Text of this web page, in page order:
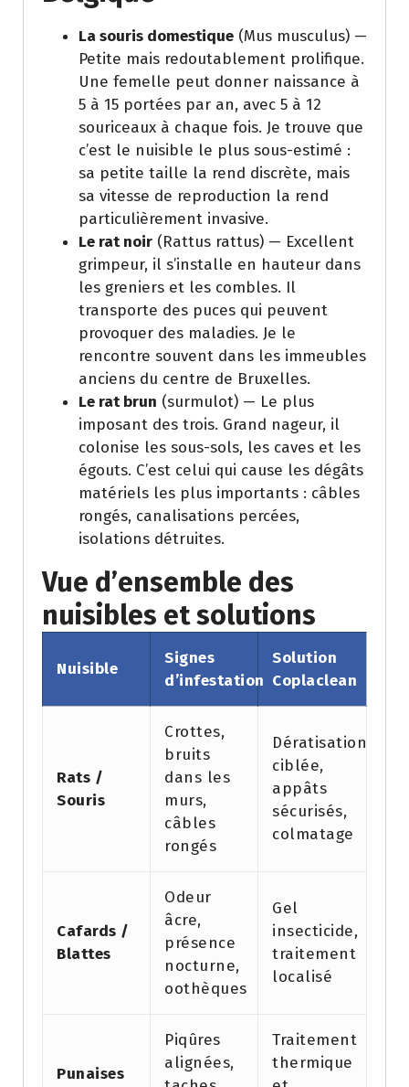
La souris domestique (Mus musculus) —
Petite mais redoutablement prolifique.
Une femelle peut donner naissance à
5 à 15 portées par an, avec 5 à 12
souriceaux à chaque fois. Je trouve que
c’est le nuisible le plus sous-estimé :
sa petite taille la rend discrète, mais
sa vitesse de reproduction la rend
particulièrement invasive.
Le rat noir (Rattus rattus) — Excellent
grimpeur, il s’installe en hauteur dans
les greniers et les combles. Il
transporte des puces qui peuvent
provoquer des maladies. Je le
rencontre souvent dans les immeubles
anciens du centre de Bruxelles.
Le rat brun (surmulot) — Le plus
imposant des trois. Grand nageur, il
colonise les sous-sols, les caves et les
égouts. C’est celui qui cause les dégâts
matériels les plus importants : câbles
rongés, canalisations percées,
isolations détruites.
Vue d’ensemble des
nuisibles et solutions
Nuisible
Signes
d’infestation
Solution
Coplaclean
Rats /
Souris
Crottes,
bruits
dans les
murs,
câbles
rongés
Dératisation
ciblée,
appâts
sécurisés,
colmatage
Cafards /
Blattes
Odeur
âcre,
présence
nocturne,
oothèques
Gel
insecticide,
traitement
localisé
Punaises
Piqûres
alignées,
Traitement
thermique